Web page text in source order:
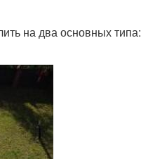
на два основных типа: